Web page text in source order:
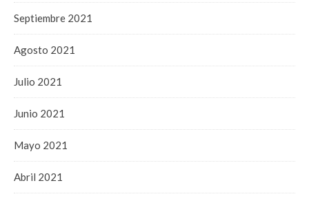
Septiembre 2021
Agosto 2021
Julio 2021
Junio 2021
Mayo 2021
Abril 2021